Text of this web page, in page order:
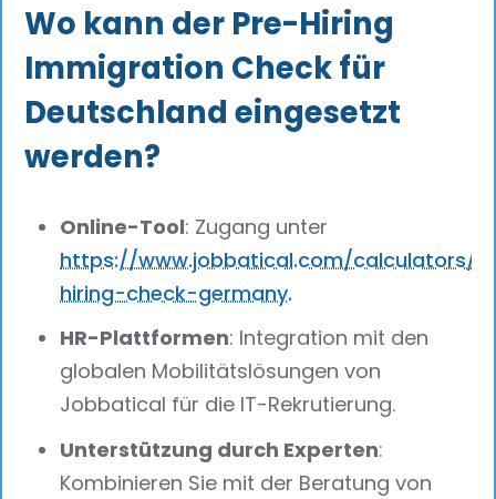
Wo kann der Pre-Hiring
Immigration Check für
Deutschland eingesetzt
werden?
Online-Tool: Zugang unter
https://www.jobbatical.com/calculators/
hiring-check-germany.
HR-Plattformen: Integration mit den
globalen Mobilitätslösungen von
Jobbatical für die IT-Rekrutierung.
Unterstützung durch Experten:
Kombinieren Sie mit der Beratung von